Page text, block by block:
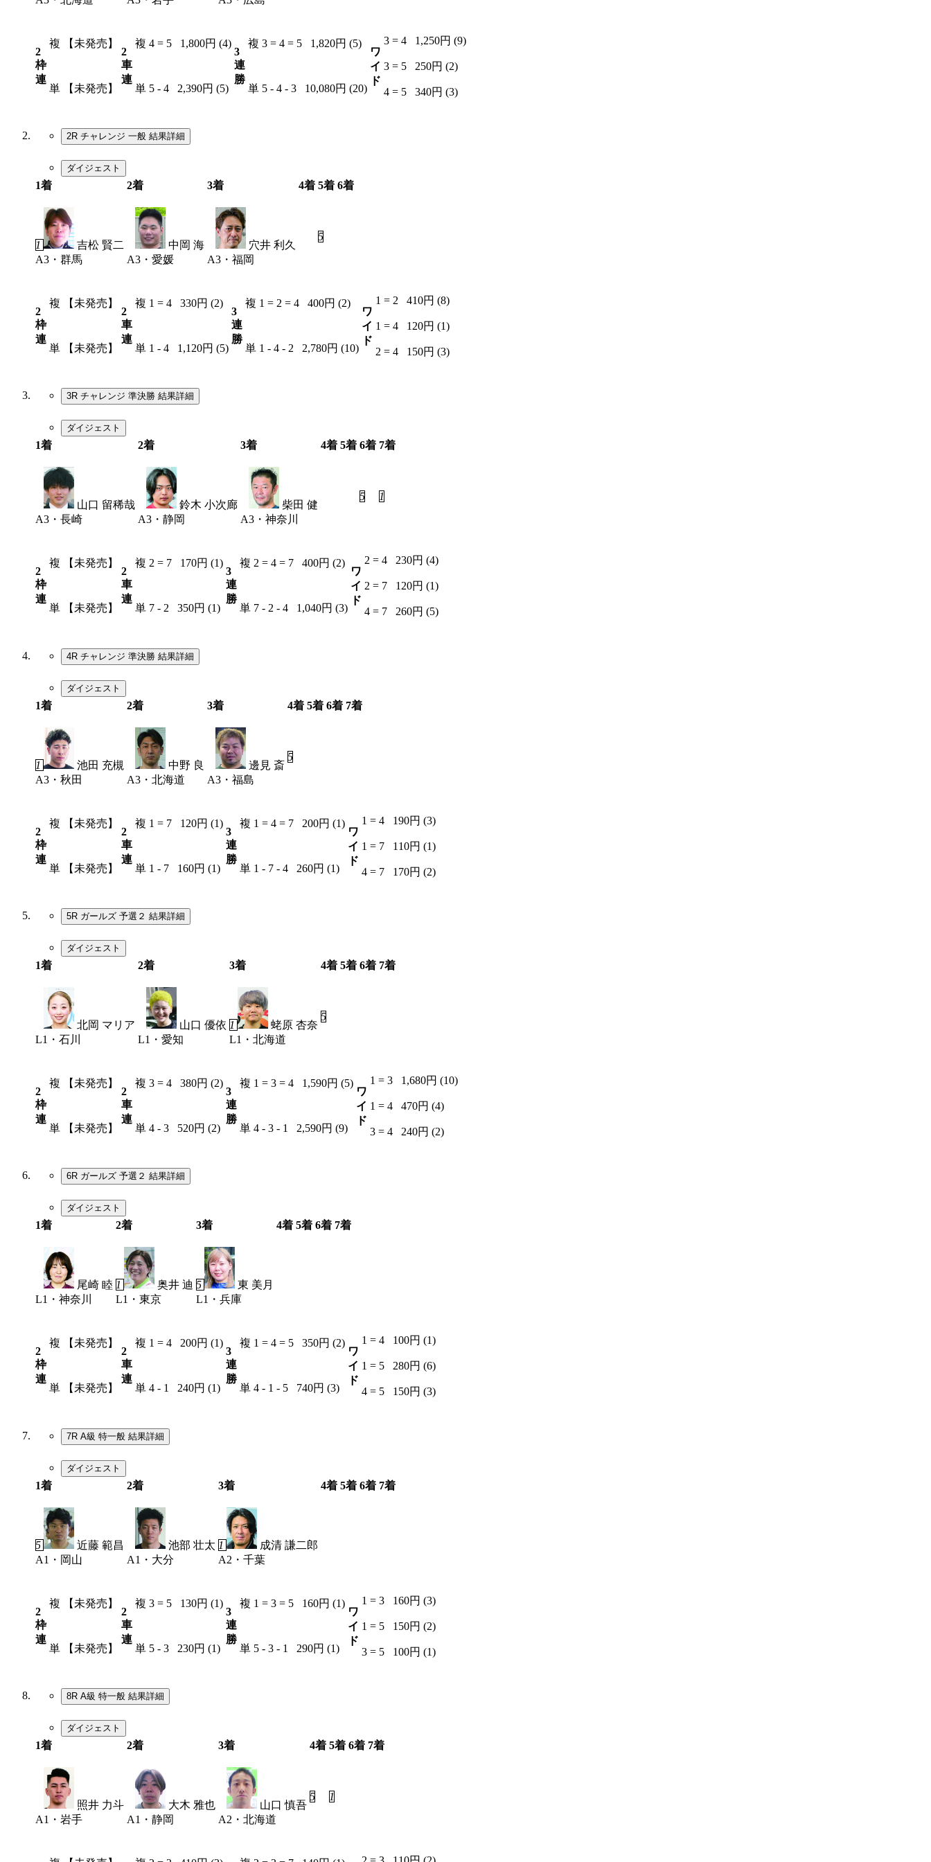
2
枠
連
複 【未発売】
2
車
連
複 4 = 5 1,800円 (4)
3
連
勝
複 3 = 4 = 5 1,820円 (5)
ワ
イ
ド
3 = 4 1,250円 (9)
3 = 5 250円 (2)
4 = 5 340円 (3)
単 【未発売】 単 5 - 4 2,390円 (5) 単 5 - 4 - 3 10,080円 (20)
2R チャレンジ 一般 結果詳細
ダイジェスト
1着 2着 3着 4着 5着 6着
1
吉松 賢二
A3・群馬
中岡 海
A3・愛媛
穴井 利久
A3・福岡
5
2
枠
連
複 【未発売】
2
車
連
複 1 = 4 330円 (2)
3
連
勝
複 1 = 2 = 4 400円 (2)
ワ
イ
ド
1 = 2 410円 (8)
1 = 4 120円 (1)
2 = 4 150円 (3)
単 【未発売】 単 1 - 4 1,120円 (5) 単 1 - 4 - 2 2,780円 (10)
3R チャレンジ 準決勝 結果詳細
ダイジェスト
1着 2着 3着 4着 5着 6着 7着
山口 留稀哉
A3・長崎
鈴木 小次廊
A3・静岡
柴田 健
A3・神奈川
5 1
2
枠
連
複 【未発売】
2
車
連
複 2 = 7 170円 (1)
3
連
勝
複 2 = 4 = 7 400円 (2)
ワ
イ
ド
2 = 4 230円 (4)
2 = 7 120円 (1)
4 = 7 260円 (5)
単 【未発売】 単 7 - 2 350円 (1) 単 7 - 2 - 4 1,040円 (3)
4R チャレンジ 準決勝 結果詳細
ダイジェスト
1着 2着 3着 4着 5着 6着 7着
1
池田 充槻
A3・秋田
中野 良
A3・北海道
邊見 斎
A3・福島
5
2
枠
連
複 【未発売】
2
車
連
複 1 = 7 120円 (1)
3
連
勝
複 1 = 4 = 7 200円 (1)
ワ
イ
ド
1 = 4 190円 (3)
1 = 7 110円 (1)
4 = 7 170円 (2)
単 【未発売】 単 1 - 7 160円 (1) 単 1 - 7 - 4 260円 (1)
5R ガールズ 予選２ 結果詳細
ダイジェスト
1着 2着 3着 4着 5着 6着 7着
北岡 マリア
L1・石川
山口 優依
L1・愛知
1
蛯原 杏奈
L1・北海道
5
2
枠
連
複 【未発売】
2
車
連
複 3 = 4 380円 (2)
3
連
勝
複 1 = 3 = 4 1,590円 (5)
ワ
イ
ド
1 = 3 1,680円 (10)
1 = 4 470円 (4)
3 = 4 240円 (2)
単 【未発売】 単 4 - 3 520円 (2) 単 4 - 3 - 1 2,590円 (9)
6R ガールズ 予選２ 結果詳細
ダイジェスト
1着 2着 3着 4着 5着 6着 7着
尾崎 睦
L1・神奈川
1
奥井 迪
L1・東京
5
東 美月
L1・兵庫
2
枠
連
複 【未発売】
2
車
連
複 1 = 4 200円 (1)
3
連
勝
複 1 = 4 = 5 350円 (2)
ワ
イ
ド
1 = 4 100円 (1)
1 = 5 280円 (6)
4 = 5 150円 (3)
単 【未発売】 単 4 - 1 240円 (1) 単 4 - 1 - 5 740円 (3)
7R A級 特一般 結果詳細
ダイジェスト
1着 2着 3着 4着 5着 6着 7着
5
近藤 範昌
A1・岡山
池部 壮太
A1・大分
1
成清 謙二郎
A2・千葉
2
枠
連
複 【未発売】
2
車
連
複 3 = 5 130円 (1)
3
連
勝
複 1 = 3 = 5 160円 (1)
ワ
イ
ド
1 = 3 160円 (3)
1 = 5 150円 (2)
3 = 5 100円 (1)
単 【未発売】 単 5 - 3 230円 (1) 単 5 - 3 - 1 290円 (1)
8R A級 特一般 結果詳細
ダイジェスト
1着 2着 3着 4着 5着 6着 7着
照井 力斗
A1・岩手
大木 雅也
A1・静岡
山口 慎吾
A2・北海道
5 1